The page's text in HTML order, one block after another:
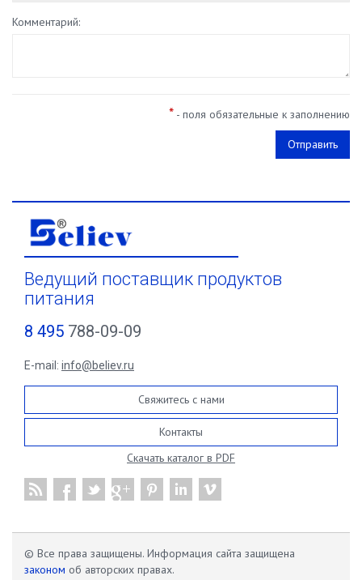
Комментарий:
* - поля обязательные к заполнению
Ведущий поставщик продуктов
питания
8 495 788-09-09
E-mail: info@believ.ru
Свяжитесь с нами
Контакты
Скачать каталог в PDF
© Все права защищены. Информация сайта защищена
законом об авторских правах.